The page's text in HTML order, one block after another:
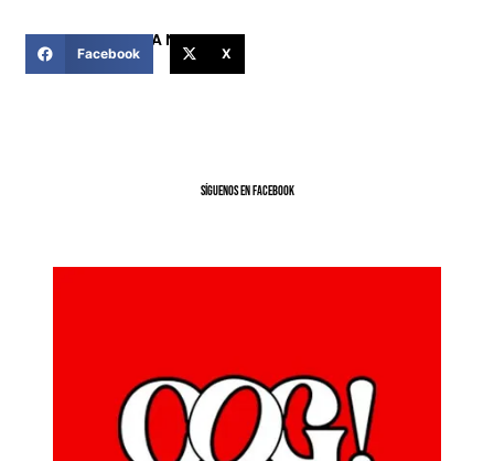
COMPARTIR ESTA NOTICIA
Facebook X
SíGUENOS EN FACEBOOK